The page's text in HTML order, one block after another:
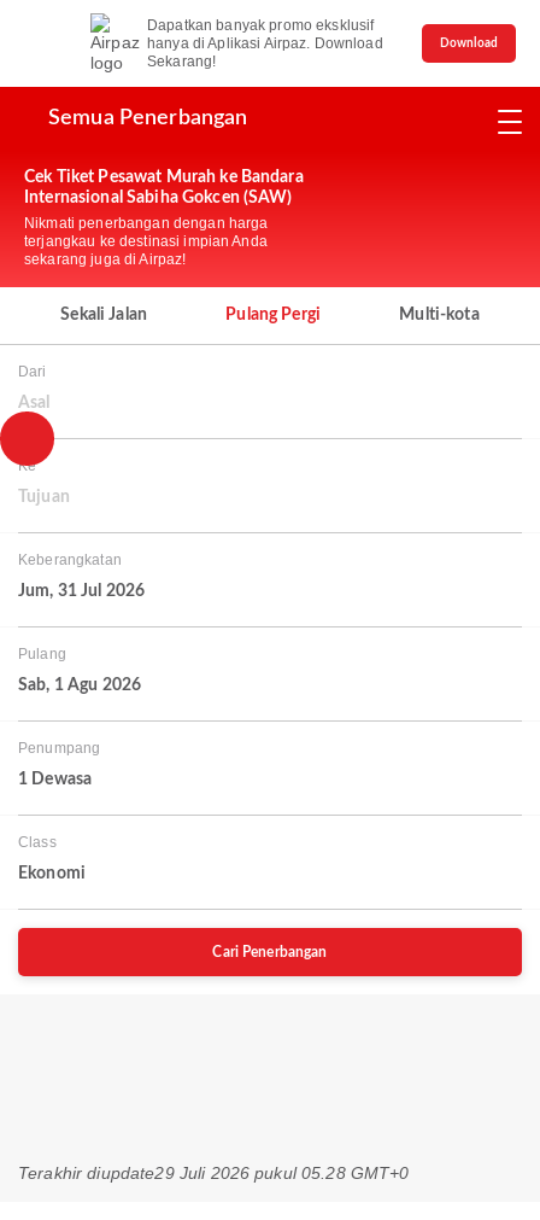
Dapatkan banyak promo eksklusif
hanya di Aplikasi Airpaz. Download
Sekarang!
Download
Semua Penerbangan
Cek Tiket Pesawat Murah ke Bandara
Internasional Sabiha Gokcen (SAW)
Nikmati penerbangan dengan harga
terjangkau ke destinasi impian Anda
sekarang juga di Airpaz!
Sekali Jalan Pulang Pergi Multi-kota
Dari
Asal
Ke
Tujuan
Keberangkatan
Jum, 31 Jul 2026
Pulang
Sab, 1 Agu 2026
Penumpang
1 Dewasa
Class
Ekonomi
Cari Penerbangan
Terakhir diupdate29 Juli 2026 pukul 05.28 GMT+0